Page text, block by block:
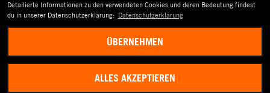
BARRIEREFREIHEIT
Detailierte Informationen zu den verwendeten Cookies und deren Bedeutung findest
du in unserer Datenschutzerklärung: Datenschutzerklärung
ÜBERNEHMEN
ALLES AKZEPTIEREN